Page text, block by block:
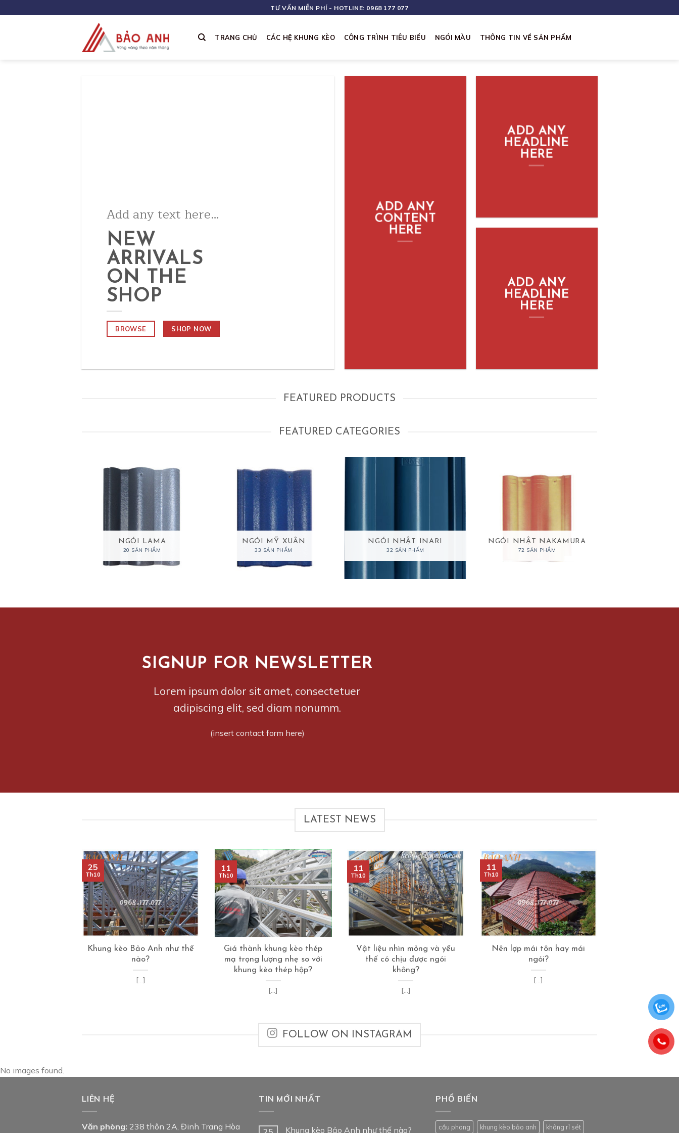
to
TƯ VẤN MIỄN PHÍ - HOTLINE: 0968 177 077
TRANG CHỦ CÁC HỆ KHUNG KÈO CÔNG TRÌNH TIÊU BIỂU NGÓI MÀU THÔNG TIN VỀ SẢN PHẨM
Add any text here…
NEW
ARRIVALS
ON THE
SHOP
BROWSE SHOP NOW
ADD ANY
CONTENT
HERE
ADD ANY
HEADLINE
HERE
ADD ANY
HEADLINE
HERE
FEATURED PRODUCTS
FEATURED CATEGORIES
NGÓI LAMA
20 SẢN PHẨM
NGÓI MỸ XUÂN
33 SẢN PHẨM
NGÓI NHẬT INARI
32 SẢN PHẨM
NGÓI NHẬT NAKAMURA
72 SẢN PHẨM
SIGNUP FOR NEWSLETTER
Lorem ipsum dolor sit amet, consectetuer
adipiscing elit, sed diam nonumm.
(insert contact form here)
LATEST NEWS
Khung kèo Bảo Anh như thế
nào?
[...]
25
Th10
Giá thành khung kèo thép
mạ trọng lượng nhẹ so với
khung kèo thép hộp?
[...]
11
Th10
Vật liệu nhìn mỏng và yếu
thế có chịu được ngói
không?
[...]
11
Th10
Nên lợp mái tôn hay mái
ngói?
[...]
11
Th10
FOLLOW ON INSTAGRAM
No images found.
LIÊN HỆ
Văn phòng: 238 thôn 2A, Đinh Trang Hòa
TIN MỚI NHẤT
Khung kèo Bảo Anh như thế nào?
PHỔ BIẾN
cầu phong khung kèo bảo anh không rỉ sét